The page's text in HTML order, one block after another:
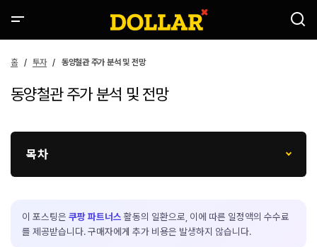
홈 투자 동양철관 주가 분석 및 전망
동양철관 주가 분석 및 전망
목차
이 포스팅은 쿠팡 파트너스 활동의 일환으로, 이에 따른 일정액의 수수료
를 제공받습니다. 구매자에게 추가 비용은 발생하지 않습니다.